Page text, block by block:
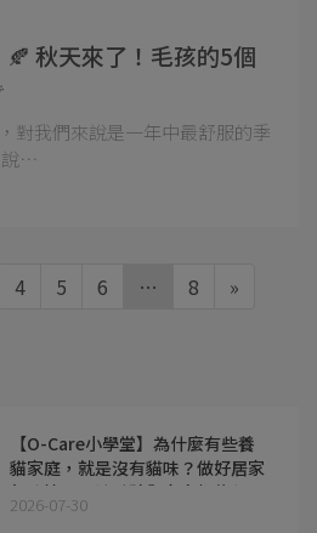
🍂 秋天來了！毛孩的5個
對我們來說是一年中最舒服的季
說⋯
4 5 6 … 8 »
【O-Care小學堂】為什麼有些養
貓家庭，就是沒有貓味？做好居家
氣味管理，讓毛孩與家人都住得更
舒服!
2026-07-30